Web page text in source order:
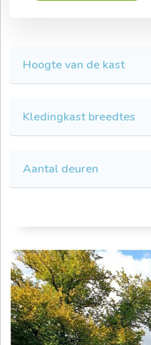
Hoogte van de kast
Kledingkast breedtes
Aantal deuren